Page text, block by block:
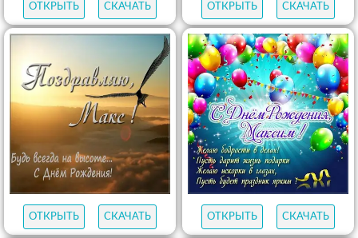
ОТКРЫТЬ СКАЧАТЬ ОТКРЫТЬ СКАЧАТЬ
ОТКРЫТЬ СКАЧАТЬ ОТКРЫТЬ СКАЧАТЬ